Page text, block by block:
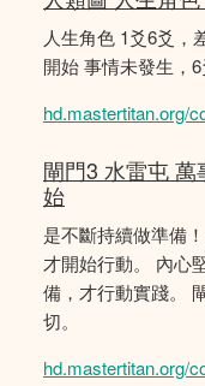
人生角色 1爻6爻，
開始 事情未發生，6
hd.mastertitan.org/
閘門3 水雷屯
始
是不斷持續做準備
才開始行動。 內心
備，才行動實踐。
切。
hd.mastertitan.org/